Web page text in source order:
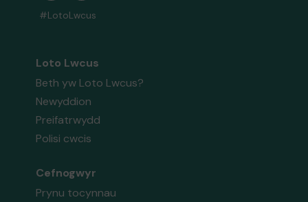
#LotoLwcus
Loto Lwcus
Beth yw Loto Lwcus?
Newyddion
Preifatrwydd
Polisi cwcis
Cefnogwyr
Prynu tocynnau